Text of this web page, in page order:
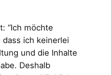
“Ich möchte
ich keinerlei
und die Inhalte
Deshalb